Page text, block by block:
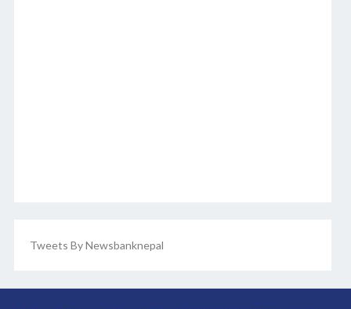
Tweets By Newsbanknepal